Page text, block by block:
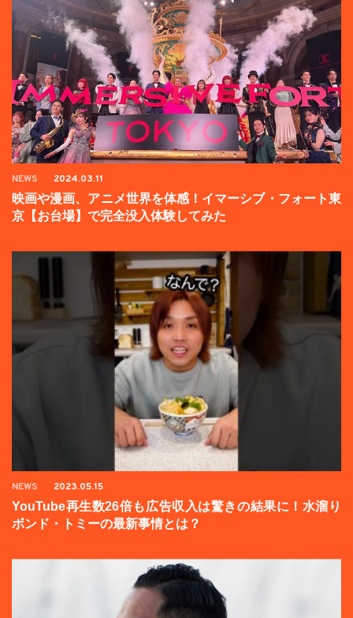
NEWS 2024.03.11
映画や漫画、アニメ世界を体感！イマーシブ・フォート東
京【お台場】で完全没入体験してみた
NEWS 2023.05.15
YouTube再生数26倍も広告収入は驚きの結果に！水溜り
ボンド・トミーの最新事情とは？